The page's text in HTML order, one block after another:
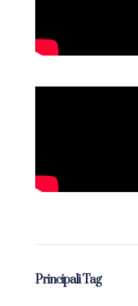
Principali Tag